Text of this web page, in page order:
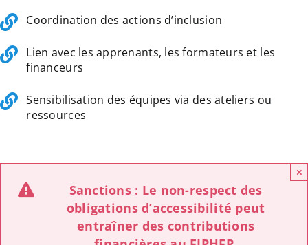
Coordination des actions d’inclusion
Lien avec les apprenants, les formateurs et les
financeurs
Sensibilisation des équipes via des ateliers ou
ressources
Sanctions : Le non-respect des
obligations d’accessibilité peut
entraîner des contributions
×